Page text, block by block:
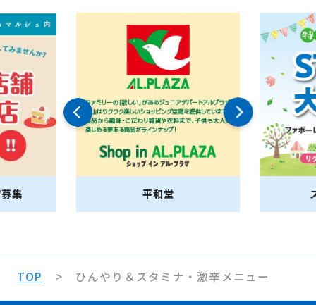
集 平和堂
TOP ひんやり＆スタミナ・激辛メニュー